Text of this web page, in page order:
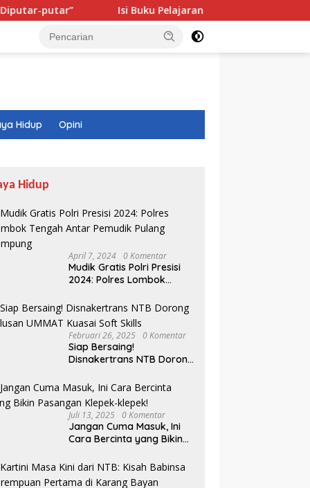
Isi Buku Pelajaran Akan Dirombak, Ini 3 Sorotan
Hidup Opini
Hidup
April 7, 2024 0 Komentar
Mudik Gratis Polri Presisi
2024: Polres Lombok
Pulang Kampung
Februari 26, 2025 0 Komentar
Siap Bersaing!
Disnakertrans NTB Dorong
Soft Skills
Juli 13, 2025 0 Komentar
Jangan Cuma Masuk, Ini
Cara Bercinta yang Bikin